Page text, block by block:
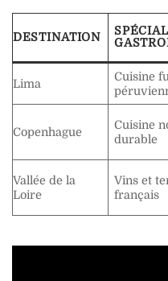
DESTINATION
Lima
Cuisine
Copenhague
Cuisine
durable
Vallée de la
Loire
Vins et
français